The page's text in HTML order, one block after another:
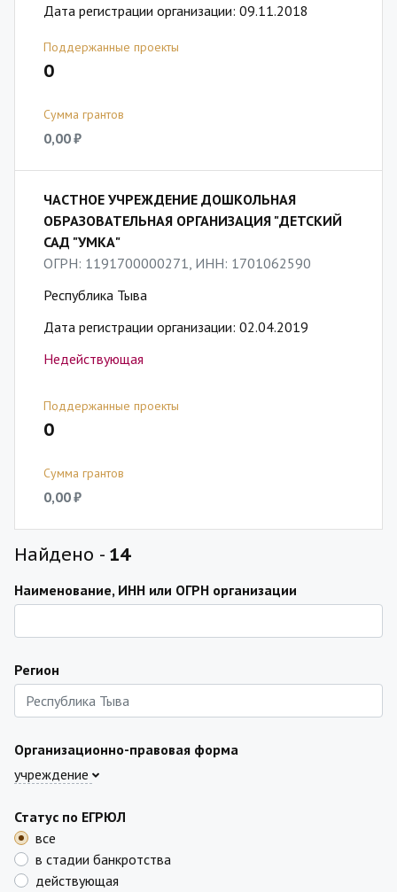
Дата регистрации организации: 09.11.2018
Поддержанные проекты
0
Сумма грантов
0,00 ₽
ЧАСТНОЕ УЧРЕЖДЕНИЕ ДОШКОЛЬНАЯ
ОБРАЗОВАТЕЛЬНАЯ ОРГАНИЗАЦИЯ "ДЕТСКИЙ
САД "УМКА"
ОГРН: 1191700000271, ИНН: 1701062590
Республика Тыва
Дата регистрации организации: 02.04.2019
Недействующая
Поддержанные проекты
0
Сумма грантов
0,00 ₽
Найдено - 14
Наименование, ИНН или ОГРН организации
Регион
Организационно-правовая форма
учреждение
Статус по ЕГРЮЛ
все
в стадии банкротства
действующая